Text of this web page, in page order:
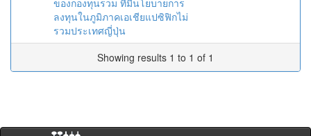
ของกองทุนรวม ที่มีนโยบายการ
ลงทุนในภูมิภาคเอเชียแปซิฟิกไม่
รวมประเทศญี่ปุ่น
Showing results 1 to 1 of 1